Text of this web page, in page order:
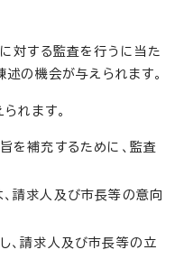
対する監査を行うに当た
の機会が与えられます。
れます。
を補充するために、監査
請求人及び市長等の意向
、請求人及び市長等の立